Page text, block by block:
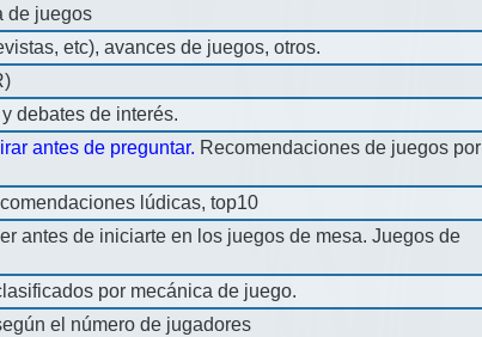
de juegos
etc), avances de juegos, otros.
debates de interés.
antes de preguntar. Recomendaciones de juegos por
lúdicas, top10
antes de iniciarte en los juegos de mesa. Juegos de
por mecánica de juego.
el número de jugadores